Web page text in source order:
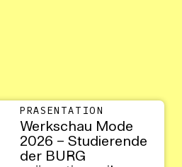
PRÄSENTATION
Werkschau Mode
2026 – Studierende
der BURG